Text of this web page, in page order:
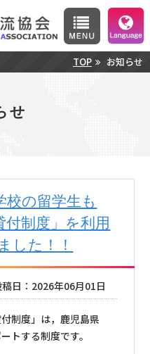
TOP お知らせ
せ
校の留学生も
付制度」を利用
した！！
日：2026年06月01日
制度」は，鹿児島県
トする制度です。